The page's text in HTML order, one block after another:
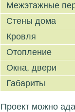
Межэтажные
Стены дома
Кровля
Отопление
Окна, двери
Габариты
Проект можно